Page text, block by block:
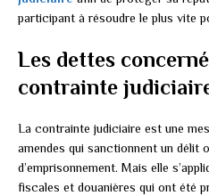
participant à résoudre le plus vite
Les dettes
contrainte
La contrainte judiciaire est une
amendes qui sanctionnent un délit
d’emprisonnement. Mais elle
fiscales et douanières qui ont été